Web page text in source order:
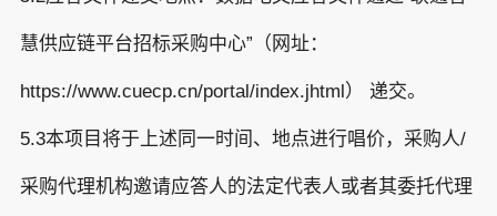
慧供应链平台招标采购中心”（网址：
https://www.cuecp.cn/portal/index.jhtml） 递交。
5.3本项目将于上述同一时间、地点进行唱价，采购人/
采购代理机构邀请应答人的法定代表人或者其委托代理